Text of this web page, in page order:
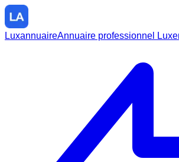
LuxannuaireAnnuaire professionnel